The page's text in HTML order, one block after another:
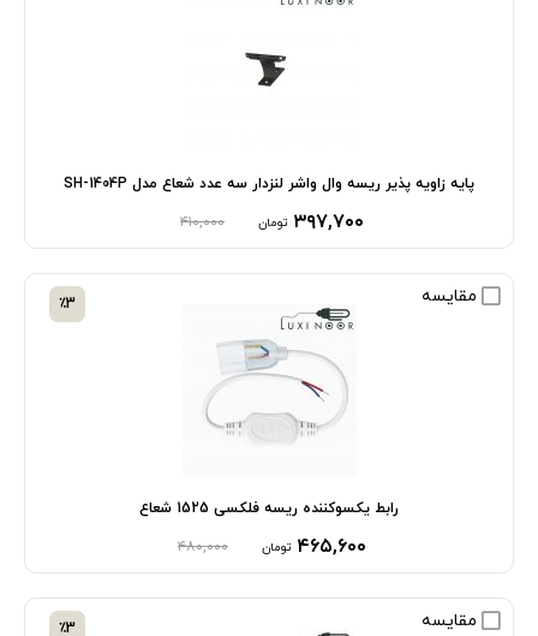
ﭘﺎﯾﻪ زاوﯾﻪ پذیر رﯾﺴﻪ وال واﺷﺮ ﻟﻨﺰدار ﺳﻪ ﻋﺪد شعاع مدل SH-1404P
۳۹۷,۷۰۰ تومان ۴۱۰,۰۰۰
مقایسه
رابط یکسوکننده ریسه فلکسی 1525 شعاع
۴۶۵,۶۰۰ تومان ۴۸۰,۰۰۰
٪3
مقایسه ٪3